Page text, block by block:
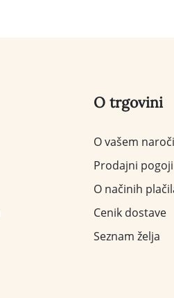
O trgovini
O vašem
Prodajni pogoji
O načinih
Cenik dostave
Seznam želja